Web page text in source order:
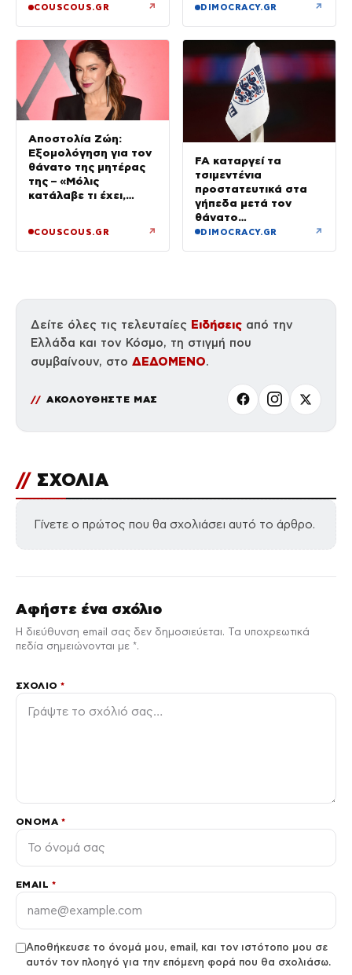
COUSCOUS.GR ↗ DIMOCRACY.GR ↗
Αποστολία Ζώη:
Εξομολόγηση για τον
θάνατο της μητέρας
της – «Μόλις
κατάλαβε τι έχει,
COUSCOUS.GR ↗
FA καταργεί τα
τσιμεντένια
προστατευτικά στα
γήπεδα μετά τον
θάνατο
ποδοσφαιριστή
DIMOCRACY.GR ↗
Δείτε όλες τις τελευταίες Ειδήσεις από την
Ελλάδα και τον Κόσμο, τη στιγμή που
συμβαίνουν, στο ΔΕΔΟΜΕΝΟ.
ΑΚΟΛΟΥΘΗΣΤΕ ΜΑΣ
// ΣΧΟΛΙΑ
Γίνετε ο πρώτος που θα σχολιάσει αυτό το άρθρο.
Αφήστε ένα σχόλιο
Η διεύθυνση email σας δεν δημοσιεύεται. Τα υποχρεωτικά
πεδία σημειώνονται με *.
ΣΧΌΛΙΟ*
ΌΝΟΜΑ *
EMAIL *
Αποθήκευσε το όνομά μου, email, και τον ιστότοπο μου σε
αυτόν τον πλοηγό για την επόμενη φορά που θα σχολιάσω.